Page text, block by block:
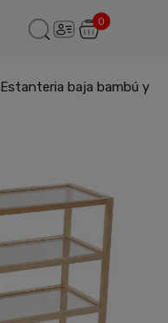
0
Estanteria baja bambú y